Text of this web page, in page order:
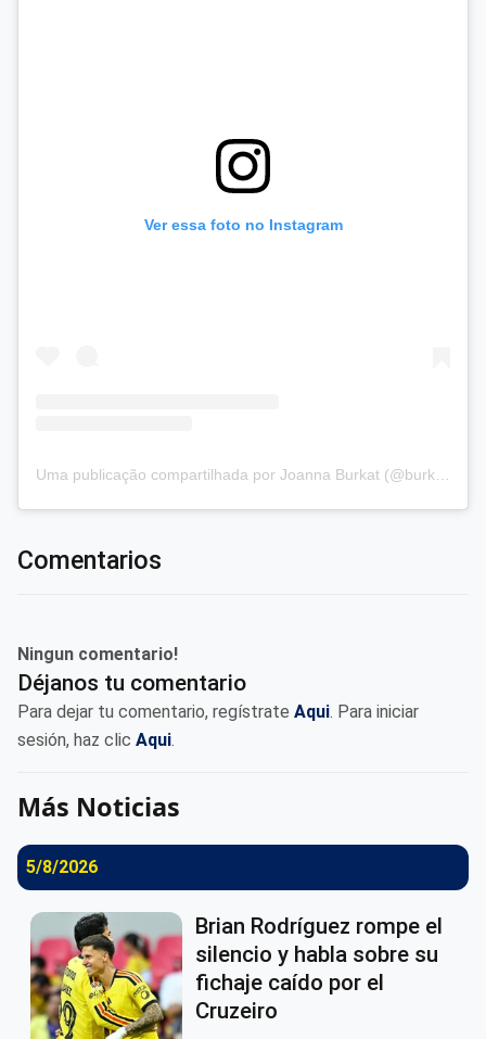
Ver essa foto no Instagram
Comentarios
Ningun comentario!
Déjanos tu comentario
Para dejar tu comentario, regístrate Aqui. Para iniciar
sesión, haz clic Aqui.
Más Noticias
5/8/2026
Brian Rodríguez rompe el
silencio y habla sobre su
fichaje caído por el
Cruzeiro